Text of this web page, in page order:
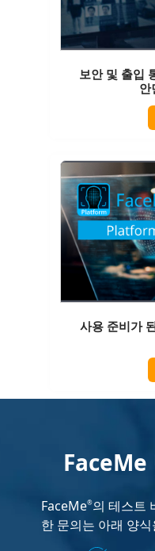
보안 및 출입
안
사용 준비가
FaceMe
FaceMe®의 테스트
한 문의는 아래 양